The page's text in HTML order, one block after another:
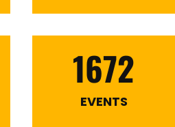
1672
EVENTS